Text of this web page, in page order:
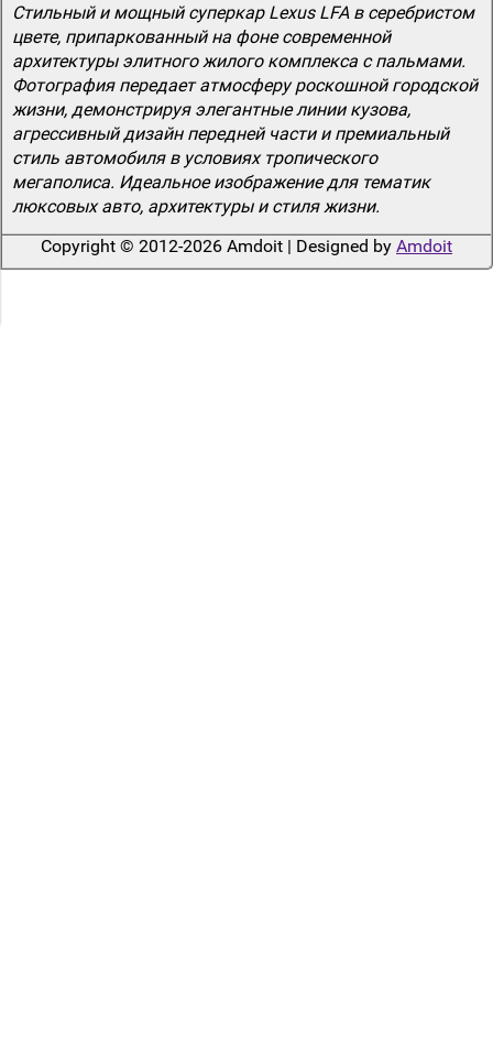
Стильный и мощный суперкар Lexus LFA в серебристом
цвете, припаркованный на фоне современной
архитектуры элитного жилого комплекса с пальмами.
Фотография передает атмосферу роскошной городской
жизни, демонстрируя элегантные линии кузова,
агрессивный дизайн передней части и премиальный
стиль автомобиля в условиях тропического
мегаполиса. Идеальное изображение для тематик
люксовых авто, архитектуры и стиля жизни.
Copyright © 2012-2026 Amdoit | Designed by Amdoit